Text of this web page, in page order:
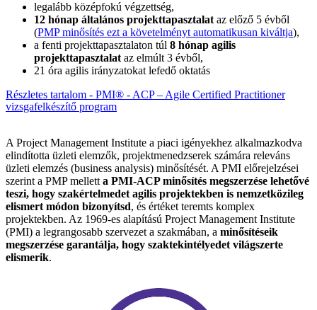
legalább középfokú végzettség,
12 hónap általános projekttapasztalat az előző 5 évből
(PMP minősítés ezt a követelményt automatikusan kiváltja),
a fenti projekttapasztalaton túl 8 hónap agilis
projekttapasztalat az elmúlt 3 évből,
21 óra agilis irányzatokat lefedő oktatás
Részletes tartalom - PMI® - ACP – Agile Certified Practitioner
vizsgafelkészítő program
A Project Management Institute a piaci igényekhez alkalmazkodva
elindította üzleti elemzők, projektmenedzserek számára releváns
üzleti elemzés (business analysis) minősítését. A PMI előrejelzései
szerint a PMP mellett a PMI-ACP minősítés megszerzése lehetővé
teszi, hogy szakértelmedet agilis projektekben is nemzetközileg
elismert módon bizonyítsd, és értéket teremts komplex
projektekben. Az 1969-es alapítású Project Management Institute
(PMI) a legrangosabb szervezet a szakmában, a minősítéseik
megszerzése garantálja, hogy szaktekintélyedet világszerte
elismerik.